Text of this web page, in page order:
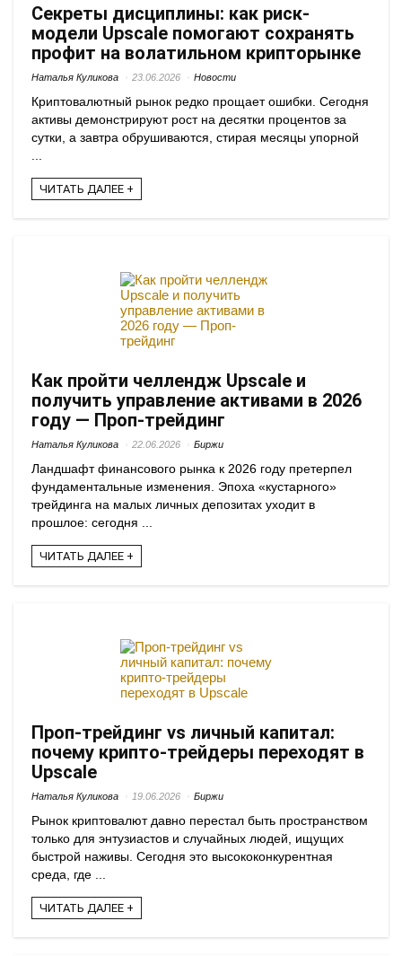
Секреты дисциплины: как риск-
модели Upscale помогают сохранять
профит на волатильном крипторынке
Наталья Куликова 23.06.2026 Новости
Криптовалютный рынок редко прощает ошибки. Сегодня
активы демонстрируют рост на десятки процентов за
сутки, а завтра обрушиваются, стирая месяцы упорной
ЧИТАТЬ ДАЛЕЕ +
Как пройти челлендж Upscale и
получить управление активами в 2026
году — Проп-трейдинг
Наталья Куликова 22.06.2026 Биржи
Ландшафт финансового рынка к 2026 году претерпел
фундаментальные изменения. Эпоха «кустарного»
трейдинга на малых личных депозитах уходит в
прошлое: сегодня ...
ЧИТАТЬ ДАЛЕЕ +
Проп-трейдинг vs личный капитал:
почему крипто-трейдеры переходят в
Upscale
Наталья Куликова 19.06.2026 Биржи
Рынок криптовалют давно перестал быть пространством
только для энтузиастов и случайных людей, ищущих
быстрой наживы. Сегодня это высококонкурентная
среда, где ...
ЧИТАТЬ ДАЛЕЕ +